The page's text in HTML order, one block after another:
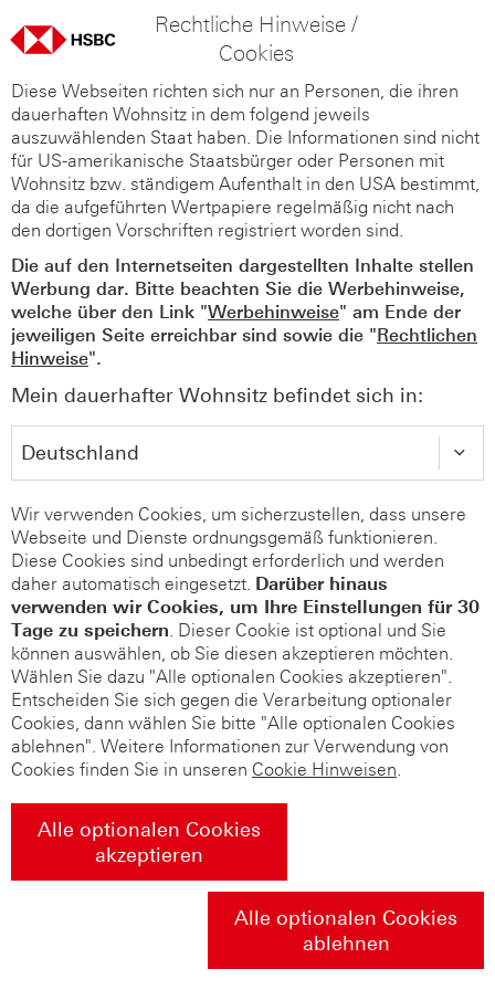
Rechtliche Hinweise /
Cookies
Diese Webseiten richten sich nur an Personen, die ihren
dauerhaften Wohnsitz in dem folgend jeweils
auszuwählenden Staat haben. Die Informationen sind nicht
für US-amerikanische Staatsbürger oder Personen mit
Wohnsitz bzw. ständigem Aufenthalt in den USA bestimmt,
da die aufgeführten Wertpapiere regelmäßig nicht nach
den dortigen Vorschriften registriert worden sind.
Die auf den Internetseiten dargestellten Inhalte stellen
Werbung dar. Bitte beachten Sie die Werbehinweise,
welche über den Link "Werbehinweise" am Ende der
jeweiligen Seite erreichbar sind sowie die "Rechtlichen
Hinweise".
Mein dauerhafter Wohnsitz befindet sich in:
Wir verwenden Cookies, um sicherzustellen, dass unsere
Webseite und Dienste ordnungsgemäß funktionieren.
Diese Cookies sind unbedingt erforderlich und werden
daher automatisch eingesetzt. Darüber hinaus
verwenden wir Cookies, um Ihre Einstellungen für 30
Tage zu speichern. Dieser Cookie ist optional und Sie
können auswählen, ob Sie diesen akzeptieren möchten.
Wählen Sie dazu "Alle optionalen Cookies akzeptieren".
Entscheiden Sie sich gegen die Verarbeitung optionaler
Cookies, dann wählen Sie bitte "Alle optionalen Cookies
ablehnen". Weitere Informationen zur Verwendung von
Cookies finden Sie in unseren Cookie Hinweisen.
Alle optionalen Cookies
akzeptieren
Alle optionalen Cookies
ablehnen